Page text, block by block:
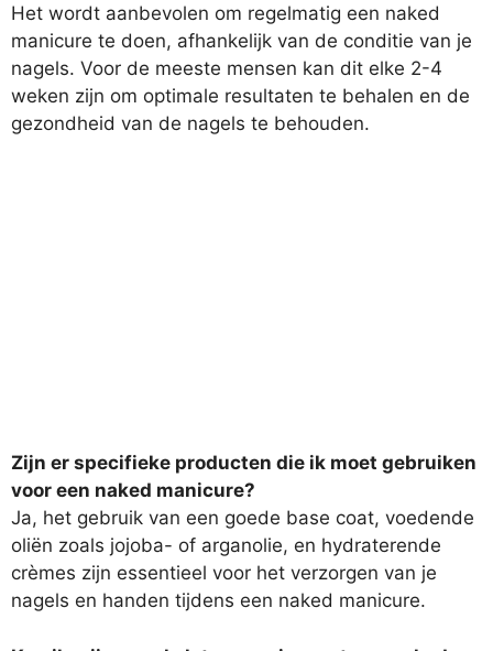
Het wordt aanbevolen om regelmatig een naked
manicure te doen, afhankelijk van de conditie van je
nagels. Voor de meeste mensen kan dit elke 2-4
weken zijn om optimale resultaten te behalen en de
gezondheid van de nagels te behouden.
Zijn er specifieke producten die ik moet gebruiken
voor een naked manicure?
Ja, het gebruik van een goede base coat, voedende
oliën zoals jojoba- of arganolie, en hydraterende
crèmes zijn essentieel voor het verzorgen van je
nagels en handen tijdens een naked manicure.